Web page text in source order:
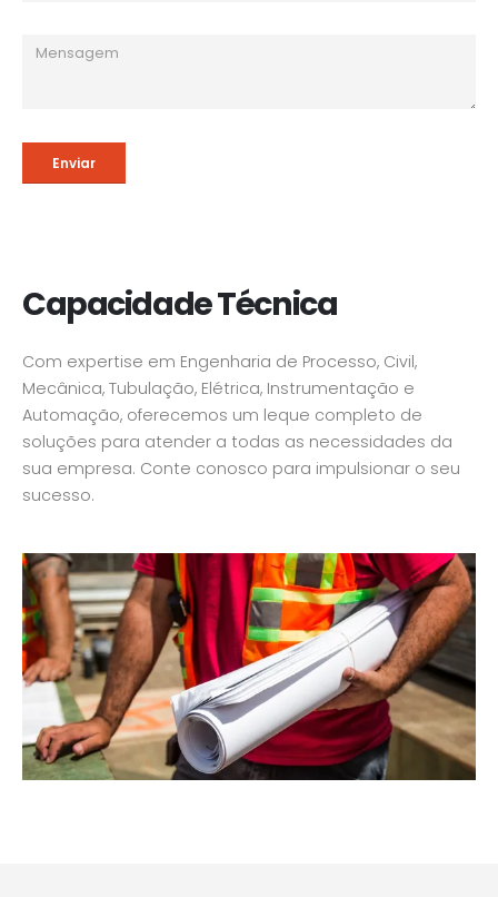
Capacidade Técnica
Com expertise em Engenharia de Processo, Civil,
Mecânica, Tubulação, Elétrica, Instrumentação e
Automação, oferecemos um leque completo de
soluções para atender a todas as necessidades da
sua empresa. Conte conosco para impulsionar o seu
sucesso.